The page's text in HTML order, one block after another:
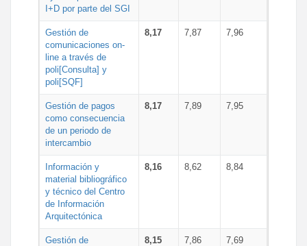
I+D por parte del SGI
Gestión de
comunicaciones on-
line a través de
poli[Consulta] y
poli[SQF]
8,17 7,87 7,96
Gestión de pagos
como consecuencia
de un periodo de
intercambio
8,17 7,89 7,95
Información y
material bibliográfico
y técnico del Centro
de Información
Arquitectónica
8,16 8,62 8,84
Gestión de
8,15 7,86 7,69